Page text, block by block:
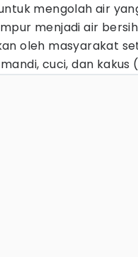
mengolah air
menjadi air
oleh masyarakat
cuci, dan kakus